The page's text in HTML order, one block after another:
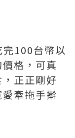
100台幣以
格，可真
正正剛好
牽拖手擀